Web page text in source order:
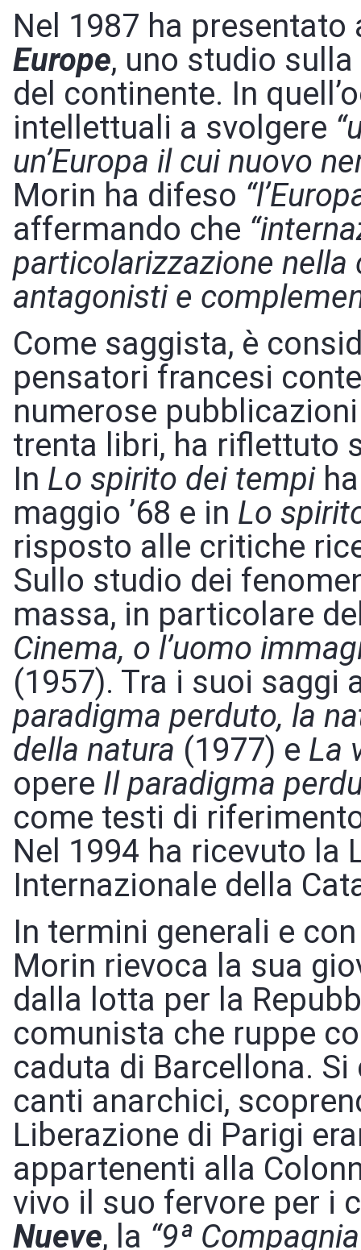
Nel 1987 ha
Europe, uno studio
del continente. In
intellettuali a svolgere
un’Europa il cui nuovo
Morin ha difeso
affermando che
particolarizzazione
antagonisti e
Come saggista, è
pensatori francesi
numerose
trenta libri, ha riflettuto
In Lo spirito dei tempiha
maggio ’68 e in Lo
risposto alle critiche
Sullo studio dei
massa, in particolare
Cinema, o l’uomo
(1957). Tra i suoi
paradigma perduto, la
della natura (1977) e La
opere Il paradigma
come testi di
Nel 1994 ha ricevuto la
Internazionale della
In termini generali e
Morin rievoca la sua
dalla lotta per la
comunista che ruppe
caduta di Barcellona.
canti anarchici,
Liberazione di Parigi
appartenenti alla
vivo il suo fervore per i
Nueve, la “9ª